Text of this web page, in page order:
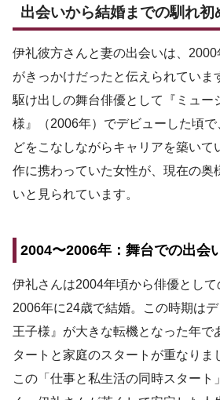
出会いから結婚までの馴れ
伊礼彼方さんと妻の出会いは、
がきっかけだったと伝えられていま
駆け出しの舞台俳優として『ミュー
様』（2006年）でデビューした頃
どをこなしながらキャリアを築いて
作に携わっていた女性が、現在の奥
いと見られています。
2004〜2006年：舞台での出会
伊礼さんは2004年頃から俳優として
2006年に24歳で結婚。この時期は
王子様』が大きな転機となった年で
タートと家庭のスタートが重なりま
この「仕事と私生活の同時スタート